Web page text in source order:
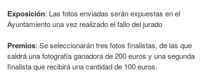
Exposición: Las fotos enviadas serán expuestas en el
Ayuntamiento una vez realizado el fallo del jurado
Premios: Se seleccionarán tres fotos finalistas, de las que
saldrá una fotografía ganadora de 200 euros y una segunda
finalista que recibirá una cantidad de 100 euros.